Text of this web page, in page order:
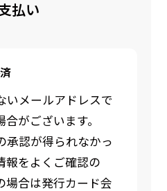
払い
いメールアドレスで
がございます。
承認が得られなかっ
報をよくご確認の
場合は発行カード会